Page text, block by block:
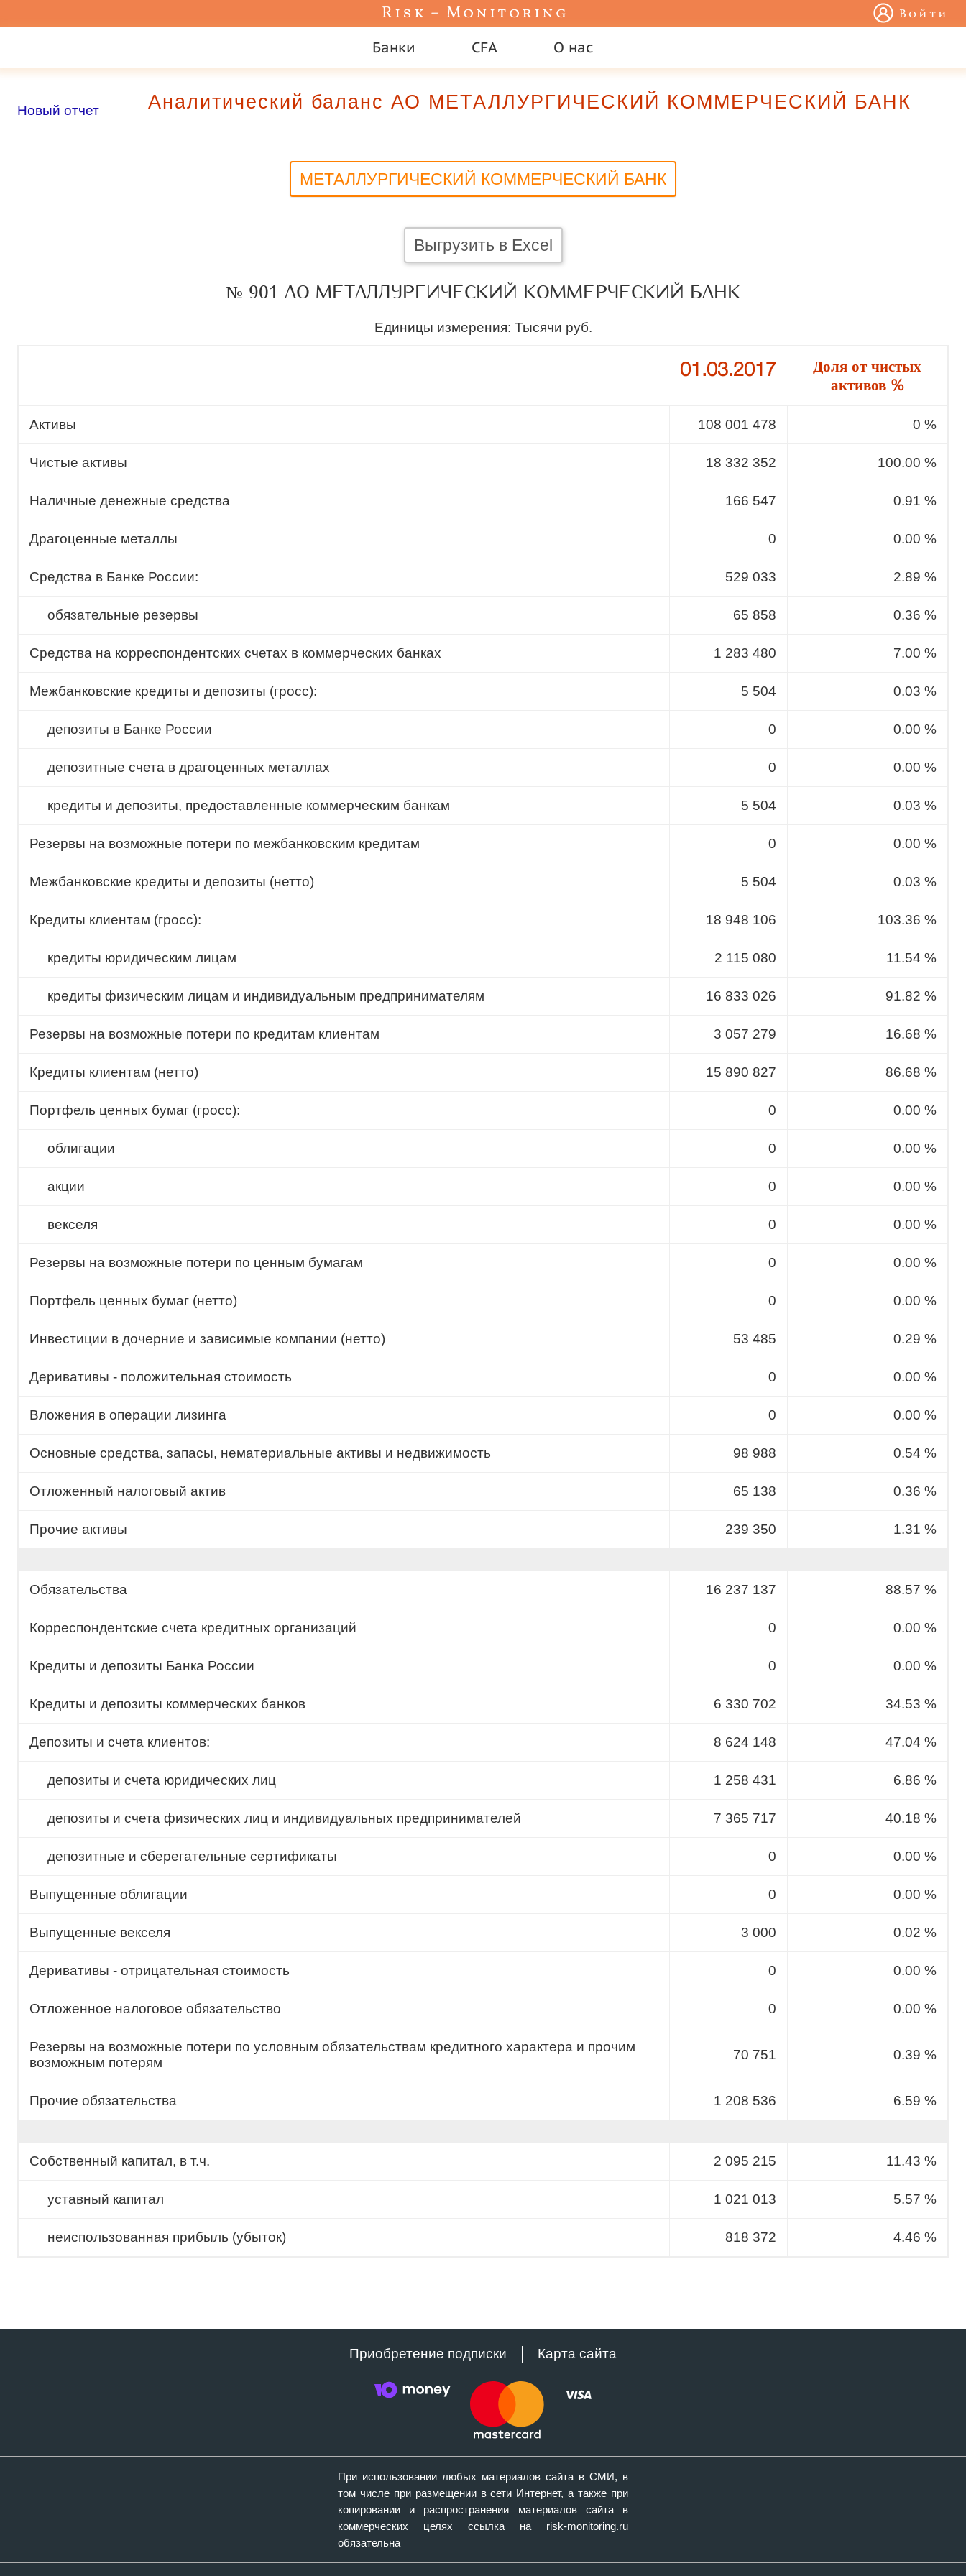
Risk – Monitoring Войти
Банки CFA О нас
Новый отчет Аналитический баланс АО МЕТАЛЛУРГИЧЕСКИЙ КОММЕРЧЕСКИЙ БАНК
МЕТАЛЛУРГИЧЕСКИЙ КОММЕРЧЕСКИЙ БАНК
Выгрузить в Excel
№ 901 АО МЕТАЛЛУРГИЧЕСКИЙ КОММЕРЧЕСКИЙ БАНК
Единицы измерения: Тысячи руб.
01.03.2017
Доля от чистых
активов %
Активы 108 001 478 0 %
Чистые активы 18 332 352 100.00 %
Наличные денежные средства 166 547 0.91 %
Драгоценные металлы 0 0.00 %
Средства в Банке России: 529 033 2.89 %
обязательные резервы 65 858 0.36 %
Средства на корреспондентских счетах в коммерческих банках 1 283 480 7.00 %
Межбанковские кредиты и депозиты (гросс): 5 504 0.03 %
депозиты в Банке России 0 0.00 %
депозитные счета в драгоценных металлах 0 0.00 %
кредиты и депозиты, предоставленные коммерческим банкам 5 504 0.03 %
Резервы на возможные потери по межбанковским кредитам 0 0.00 %
Межбанковские кредиты и депозиты (нетто) 5 504 0.03 %
Кредиты клиентам (гросс): 18 948 106 103.36 %
кредиты юридическим лицам 2 115 080 11.54 %
кредиты физическим лицам и индивидуальным предпринимателям 16 833 026 91.82 %
Резервы на возможные потери по кредитам клиентам 3 057 279 16.68 %
Кредиты клиентам (нетто) 15 890 827 86.68 %
Портфель ценных бумаг (гросс): 0 0.00 %
облигации 0 0.00 %
акции 0 0.00 %
векселя 0 0.00 %
Резервы на возможные потери по ценным бумагам 0 0.00 %
Портфель ценных бумаг (нетто) 0 0.00 %
Инвестиции в дочерние и зависимые компании (нетто) 53 485 0.29 %
Деривативы - положительная стоимость 0 0.00 %
Вложения в операции лизинга 0 0.00 %
Основные средства, запасы, нематериальные активы и недвижимость 98 988 0.54 %
Отложенный налоговый актив 65 138 0.36 %
Прочие активы 239 350 1.31 %
Обязательства 16 237 137 88.57 %
Корреспондентские счета кредитных организаций 0 0.00 %
Кредиты и депозиты Банка России 0 0.00 %
Кредиты и депозиты коммерческих банков 6 330 702 34.53 %
Депозиты и счета клиентов: 8 624 148 47.04 %
депозиты и счета юридических лиц 1 258 431 6.86 %
депозиты и счета физических лиц и индивидуальных предпринимателей 7 365 717 40.18 %
депозитные и сберегательные сертификаты 0 0.00 %
Выпущенные облигации 0 0.00 %
Выпущенные векселя 3 000 0.02 %
Деривативы - отрицательная стоимость 0 0.00 %
Отложенное налоговое обязательство 0 0.00 %
Резервы на возможные потери по условным обязательствам кредитного характера и прочим
возможным потерям
70 751 0.39 %
Прочие обязательства 1 208 536 6.59 %
Собственный капитал, в т.ч. 2 095 215 11.43 %
уставный капитал 1 021 013 5.57 %
неиспользованная прибыль (убыток) 818 372 4.46 %
Приобретение подписки Карта сайта
При использовании любых материалов сайта в СМИ, в
том числе при размещении в сети Интернет, а также при
копировании и распространении материалов сайта в
коммерческих целях ссылка на risk-monitoring.ru
обязательна